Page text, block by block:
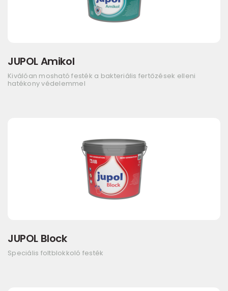
JUPOL Amikol
Kiválóan mosható festék a bakteriális fertőzések elleni
hatékony védelemmel
JUPOL Block
Speciális foltblokkoló festék